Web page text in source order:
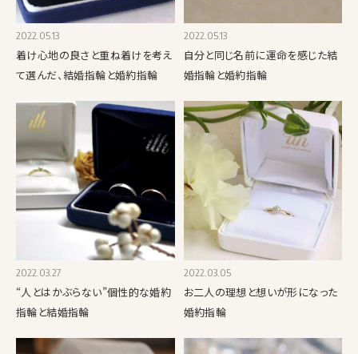
2022.05.13
着け心地の良さと重ね着けを考え
て選んだ、結婚指輪と婚約指輪
2022.05.13
自分と同じ名前に運命を感じた結
婚指輪と婚約指輪
2022.03.27
“人とはかぶらない”個性的な婚約
指輪と結婚指輪
2022.03.05
お二人の理想と想いが形になった
婚約指輪